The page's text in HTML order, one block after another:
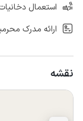
استعمال
ارائه مدرک
نقشه